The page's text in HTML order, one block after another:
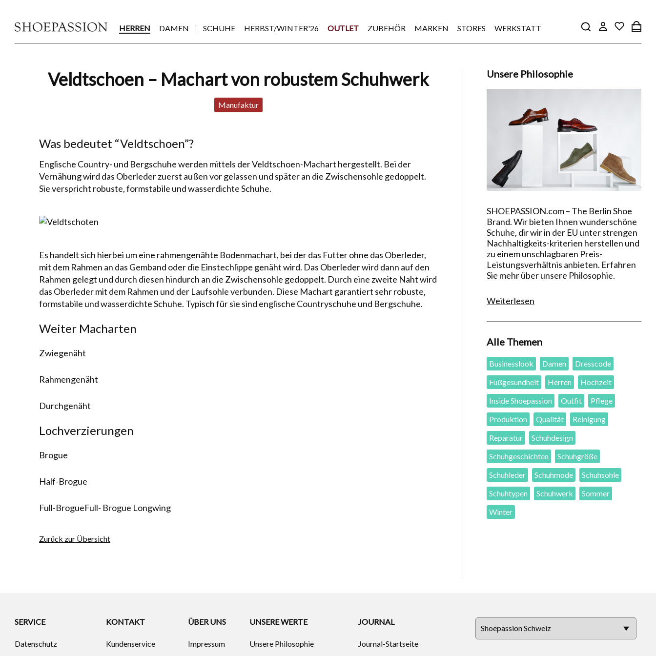
HERREN DAMEN SCHUHE HERBST/WINTER'26 OUTLET ZUBEHÖR MARKEN STORES WERKSTATT
Post
navigation
Veldtschoen – Machart von robustem Schuhwerk
Manufaktur
Was bedeutet “Veldtschoen”?
Englische Country- und Bergschuhe werden mittels der Veldt­schoen-Machart hergestellt. Bei der
Vernähung wird das Ober­leder zuerst außen vor gelassen und später an die Zwi­schen­soh­le ge­dop­pelt.
Sie verspricht robuste, form­sta­bi­le und wasserdichte Schuhe.
Es handelt sich hierbei um eine rahmengenähte Bodenmachart, bei der das Futter ohne das Oberleder,
mit dem Rahmen an das Gem­band oder die Einstechlippe genäht wird. Das Ober­le­der wird dann auf den
Rahmen gelegt und durch diesen hindurch an die Zwi­schen­soh­le gedoppelt. Durch eine zweite Naht wird
das Ober­leder mit dem Rahmen und der Laufsohle verbunden. Diese Mach­art garantiert sehr robuste,
formstabile und wasserdichteSchuhe. Typisch für sie sind englische Countryschuhe und Berg­schuhe.
Weiter Macharten
Zwiegenäht
Rahmengenäht
Durchgenäht
Lochverzierungen
Brogue
Half-Brogue
Full-BrogueFull- Brogue Longwing
Zurück zur Übersicht
Unsere Philosophie
SHOEPASSION.com – The Berlin Shoe
Brand. Wir bieten Ihnen wunderschöne
Schuhe, dir wir in der EU unter strengen
Nachhaltigkeits-kriterien herstellen und
zu einem unschlagbaren Preis-
Leistungsverhältnis anbieten. Erfahren
Sie mehr über unsere Philosophie.
Weiterlesen
Alle Themen
Businesslook Damen
Dresscode
Fußgesundheit
Herren
Hochzeit
Inside Shoepassion
Outfit
Pflege
Produktion
Qualität
Reinigung
Reparatur
Schuhdesign
Schuhgeschichten
Schuhgröße
Schuhleder
Schuhmode
Schuhsohle
Schuhtypen
Schuhwerk
Sommer
Winter
SERVICE
Datenschutz
KONTAKT
Kundenservice
ÜBER UNS
Impressum
UNSERE WERTE
Unsere Philosophie
JOURNAL
Journal-Startseite